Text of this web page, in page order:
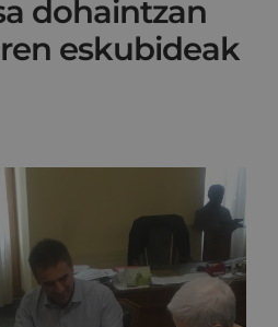
dohaintzan
eskubideak